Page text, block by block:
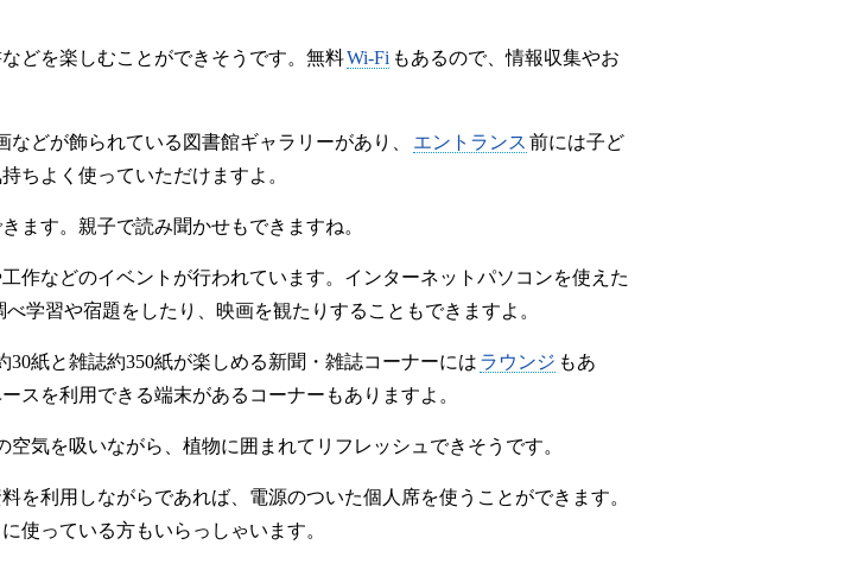
どを楽しむことができそうです。無料Wi-Fi もあるので、情報収集やお
どが飾られている図書館ギャラリーがあり、 エントランス 前には子ど
ちよく使っていただけますよ。
ます。親子で読み聞かせもできますね。
作などのイベントが行われています。インターネットパソコンを使えた
学習や宿題をしたり、映画を観たりすることもできますよ。
紙と雑誌約350紙が楽しめる新聞・雑誌コーナーには ラウンジ もあ
スを利用できる端末があるコーナーもありますよ。
空気を吸いながら、植物に囲まれてリフレッシュできそうです。
を利用しながらであれば、電源のついた個人席を使うことができます。
使っている方もいらっしゃいます。